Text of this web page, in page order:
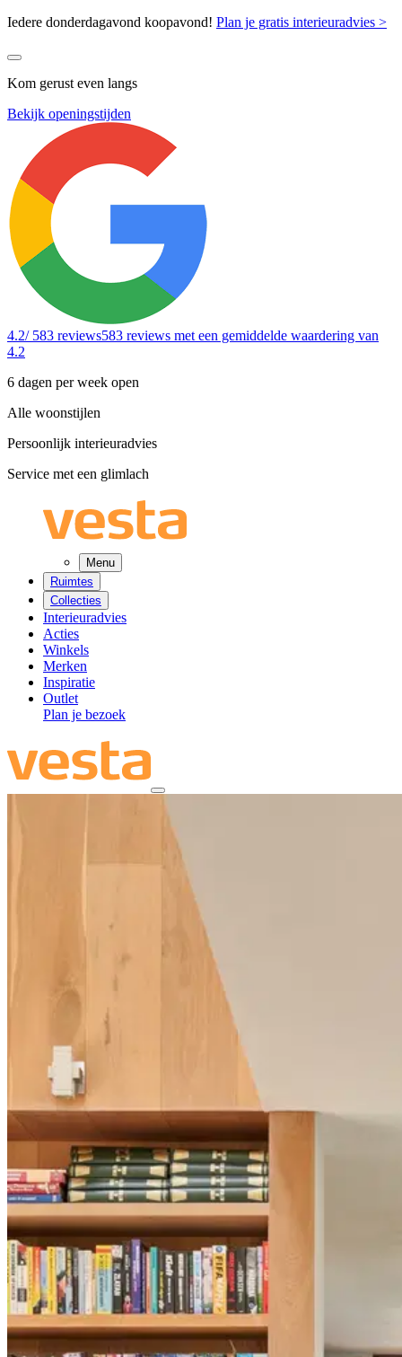
Iedere donderdagavond koopavond! Plan je gratis interieuradvies >
Kom gerust even langs
Bekijk openingstijden
4.2/ 583 reviews583 reviews met een gemiddelde waardering van
4.2
6 dagen per week open
Alle woonstijlen
Persoonlijk interieuradvies
Service met een glimlach
Menu
Ruimtes
Collecties
Interieuradvies
Acties
Winkels
Merken
Inspiratie
Outlet
Plan je bezoek